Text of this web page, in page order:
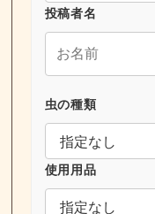
投稿者名
虫の種類
使用用品